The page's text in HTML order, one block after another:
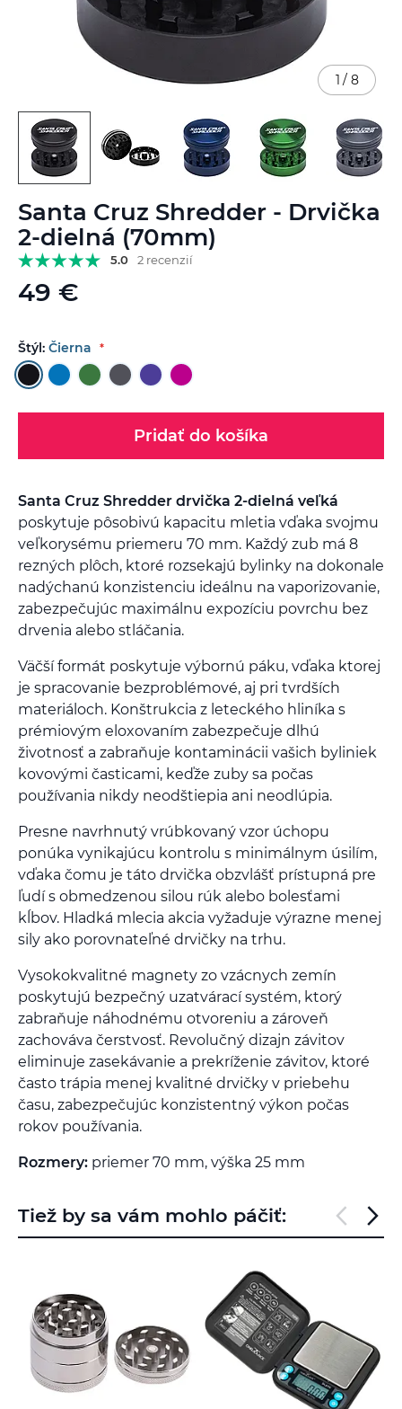
Santa Cruz Shredder - Drvička
2-dielná (70mm)
5.0 2 recenzií
49 €
Štýl: Čierna
Pridať do košíka
Santa Cruz Shredder drvička 2-dielná veľká
poskytuje pôsobivú kapacitu mletia vďaka svojmu
veľkorysému priemeru 70 mm. Každý zub má 8
rezných plôch, ktoré rozsekajú bylinky na dokonale
nadýchanú konzistenciu ideálnu na vaporizovanie,
zabezpečujúc maximálnu expozíciu povrchu bez
drvenia alebo stláčania.
Väčší formát poskytuje výbornú páku, vďaka ktorej
je spracovanie bezproblémové, aj pri tvrdších
materiáloch. Konštrukcia z leteckého hliníka s
prémiovým eloxovaním zabezpečuje dlhú
životnosť a zabraňuje kontaminácii vašich byliniek
kovovými časticami, keďže zuby sa počas
používania nikdy neodštiepia ani neodlúpia.
Presne navrhnutý vrúbkovaný vzor úchopu
ponúka vynikajúcu kontrolu s minimálnym úsilím,
vďaka čomu je táto drvička obzvlášť prístupná pre
ľudí s obmedzenou silou rúk alebo bolesťami
kĺbov. Hladká mlecia akcia vyžaduje výrazne menej
sily ako porovnateľné drvičky na trhu.
Vysokokvalitné magnety zo vzácnych zemín
poskytujú bezpečný uzatvárací systém, ktorý
zabraňuje náhodnému otvoreniu a zároveň
zachováva čerstvosť. Revolučný dizajn závitov
eliminuje zasekávanie a prekríženie závitov, ktoré
často trápia menej kvalitné drvičky v priebehu
času, zabezpečujúc konzistentný výkon počas
rokov používania.
Rozmery: priemer 70 mm, výška 25 mm
1 / 8
na
začiatok
galérie
obrázkov
Tiež by sa vám mohlo páčiť: